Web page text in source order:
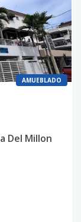
AMUEBLADO
Del Millon